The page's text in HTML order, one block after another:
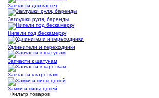
Запчасти для кассет
Заглушки руля, баренды
Нипели под бескамерку
Удлинители и переходники
Запчасти к шатунам
Запчасти к кареткам
Замки и пины цепей
Фильтр товаров